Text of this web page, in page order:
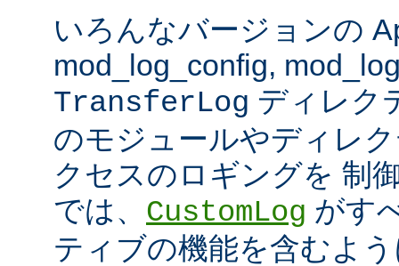
いろんなバージョンの
mod_log_config,
TransferLog ディレク
のモジュールやディレ
クセスのロギングを 制
では、 CustomLog がす
ティブの機能を含むよ